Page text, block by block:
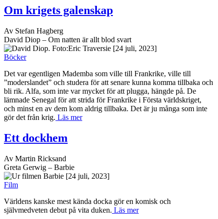
Om krigets galenskap
Av Stefan Hagberg
David Diop – Om natten är allt blod svart
[24 juli, 2023]
Böcker
Det var egentligen Mademba som ville till Frankrike, ville till
”moderslandet” och studera för att senare kunna komma tillbaka och
bli rik. Alfa, som inte var mycket för att plugga, hängde på. De
lämnade Senegal för att strida för Frankrike i Första världskriget,
och minst en av dem kom aldrig tillbaka. Det är ju många som inte
gör det från krig. Läs mer
Ett dockhem
Av Martin Ricksand
Greta Gerwig – Barbie
[24 juli, 2023]
Film
Världens kanske mest kända docka gör en komisk och
självmedveten debut på vita duken. Läs mer